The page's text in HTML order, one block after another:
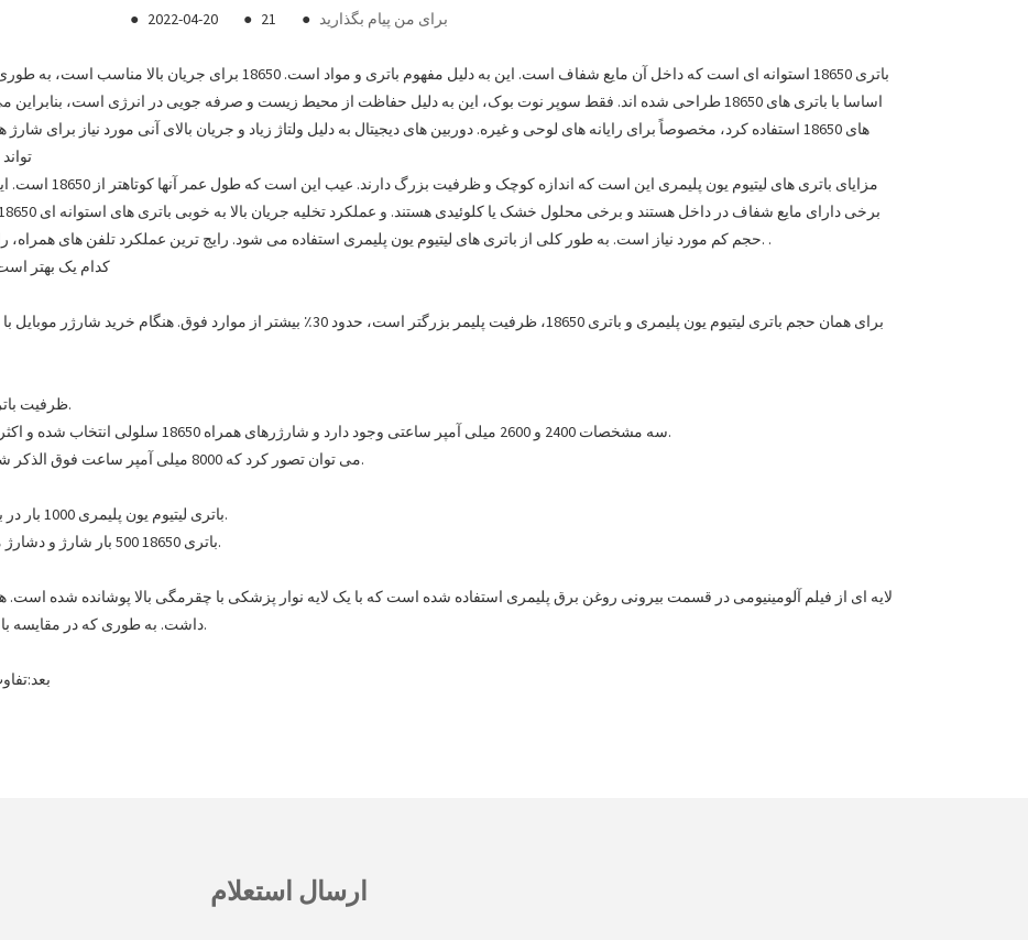
● 2022-04-20 ● 21 ● برای من پیام بگذارید
اساسا با باتری های 18650 طراحی شده اند. فقط سوپر نوت بوک، این به دلیل حفاظت از محیط زیست و صرفه جویی در انرژی است،
حجم کم مورد نیاز است. به طور کلی از باتری های لیتیوم یون پلیمری استفاده می شود. رایج ترین عملکرد تلفن های همراه، رایانه های لوحی و سایر ماشین آلات و تجهیزات است. .
کدام یک بهتر است،
برای همان حجم باتری لیتیوم یون پلیمری و باتری 18650، ظرفیت پلیمر بزرگتر است، حدود 30٪
ظرفیت باتری 18650 به طور کلی 2200 میلی آمپر ساعت است.
سه مشخصات 2400 و 2600 میلی آمپر ساعتی وجود دارد و شارژرهای همراه 18650 سلولی انتخاب شده و اکثر مشخصات فوق به صورت موازی تکمیل شده است.
می توان تصور کرد که 8000 میلی آمپر ساعت فوق الذکر شارژر همراه 18650. طرح شکل باید نسبتا بزرگ باشد.
باتری لیتیوم یون پلیمری 1000 بار در بالا شارژ و دشارژ می شود و کمترین ظرفیت را دارد.
باتری 18650 500 بار شارژ و دشارژ می شود و ظرفیت آن حدود 30 درصد کاهش می یابد.
لایه ای از فیلم آلومینیومی در قسمت بیرونی روغن برق پلیمری استفاده شده است که با یک لایه نوار پزشکی با چقرمگی بالا پوشانده شده
داشت. به طوری که در مقایسه با 18650، باتری پلیمری هنوز بسیار انعطاف پذیر است.
بعد:
ارسال استعلام